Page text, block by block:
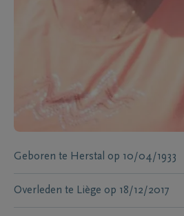
Geboren te Herstal op 10/04/1933
Overleden te Liège op 18/12/2017